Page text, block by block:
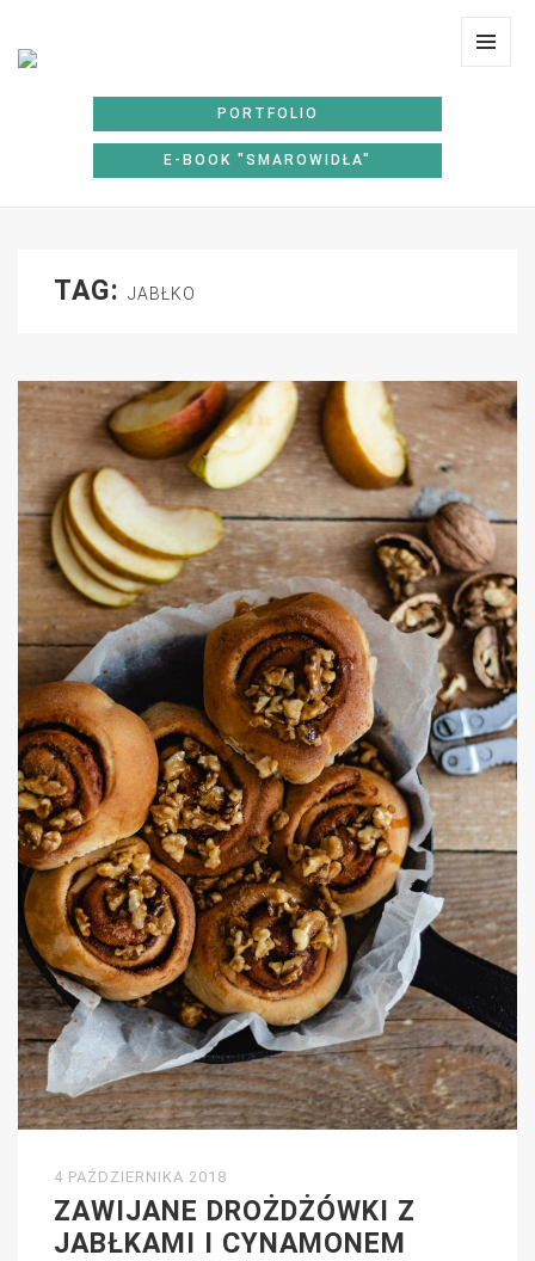
PORTFOLIO
E-BOOK "SMAROWIDŁA"
TAG: JABŁKO
4 PAŹDZIERNIKA 2018
ZAWIJANE DROŻDŻÓWKI Z
JABŁKAMI I CYNAMONEM